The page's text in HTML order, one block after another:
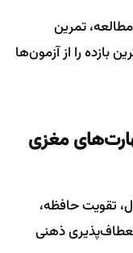
تمرین
بازده را از آزمون‌ها
مهارت‌های مغزی
تقویت حافظه،
ذهنی